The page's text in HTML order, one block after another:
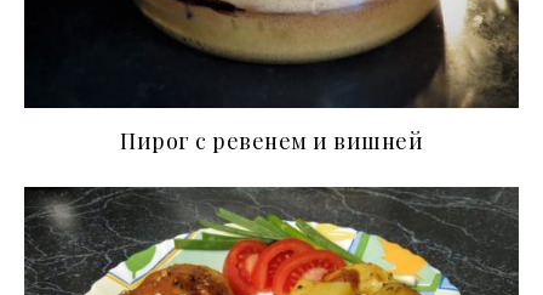
Пирог с ревенем и вишней